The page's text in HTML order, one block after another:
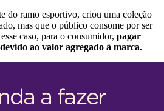
do ramo esportivo, criou uma coleção
mas que o público consome por ser
caso, para o consumidor, pagar
ao valor agregado à marca.